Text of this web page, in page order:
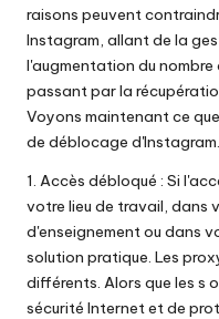
raisons peuvent
Instagram, allant de la
l'augmentation du
passant par la
Voyons maintenant ce
de déblocage d'Instagram.
1. Accès débloqué : Si
votre lieu de travail, dans
d'enseignement ou dans
solution pratique. Les
différents. Alors que les s
sécurité Internet et de